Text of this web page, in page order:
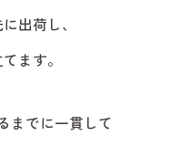
出荷し、
ます。
までに一貫して